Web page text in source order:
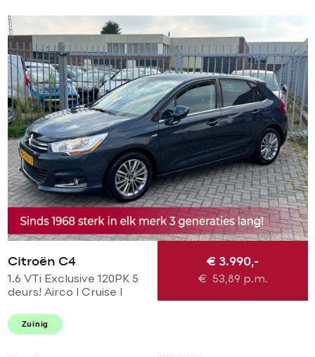
Citroën C4
1.6 VTi Exclusive 120PK 5
deurs! Airco l Cruise l
Stoelverwarming l PDC!
NL AUTO NAP l Dealer
€ 3.990,-
€ 53,89 p.m.
Zuinig